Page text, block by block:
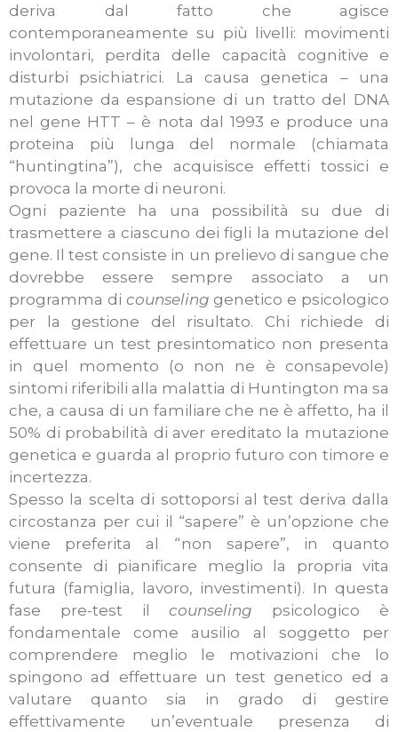
deriva dal fatto che agisce
contemporaneamente su più livelli: movimenti
involontari, perdita delle capacità cognitive e
disturbi psichiatrici. La causa genetica – una
mutazione da espansione di un tratto del DNA
nel gene HTT – è nota dal 1993 e produce una
proteina più lunga del normale (chiamata
“huntingtina”), che acquisisce effetti tossici e
provoca la morte di neuroni.
Ogni paziente ha una possibilità su due di
trasmettere a ciascuno dei figli la mutazione del
gene. Il test consiste in un prelievo di sangue che
dovrebbe essere sempre associato a un
programma di counseling genetico e psicologico
per la gestione del risultato. Chi richiede di
effettuare un test presintomatico non presenta
in quel momento (o non ne è consapevole)
sintomi riferibili alla malattia di Huntington ma sa
che, a causa di un familiare che ne è affetto, ha il
50% di probabilità di aver ereditato la mutazione
genetica e guarda al proprio futuro con timore e
incertezza.
Spesso la scelta di sottoporsi al test deriva dalla
circostanza per cui il “sapere” è un’opzione che
viene preferita al “non sapere”, in quanto
consente di pianificare meglio la propria vita
futura (famiglia, lavoro, investimenti). In questa
fase pre-test ilcounseling psicologico è
fondamentale come ausilio al soggetto per
comprendere meglio le motivazioni che lo
spingono ad effettuare un test genetico ed a
valutare quanto sia in grado di gestire
effettivamente un’eventuale presenza di